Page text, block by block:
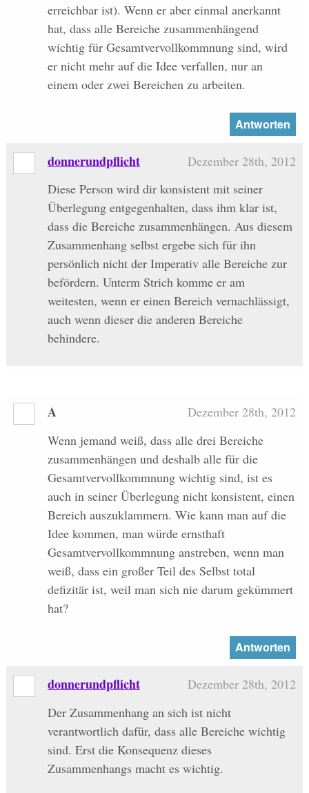
erreichbar ist). Wenn er aber einmal anerkannt
hat, dass alle Bereiche zusammenhängend
wichtig für Gesamtvervollkommnung sind, wird
er nicht mehr auf die Idee verfallen, nur an
einem oder zwei Bereichen zu arbeiten.
Antworten
donnerundpflicht
Dezember 28th, 2012
Diese Person wird dir konsistent mit seiner
Überlegung entgegenhalten, dass ihm klar ist,
dass die Bereiche zusammenhängen. Aus diesem
Zusammenhang selbst ergebe sich für ihn
persönlich nicht der Imperativ alle Bereiche zur
befördern. Unterm Strich komme er am
weitesten, wenn er einen Bereich vernachlässigt,
auch wenn dieser die anderen Bereiche
behindere.
A
Dezember 28th, 2012
Wenn jemand weiß, dass alle drei Bereiche
zusammenhängen und deshalb alle für die
Gesamtvervollkommnung wichtig sind, ist es
auch in seiner Überlegung nicht konsistent, einen
Bereich auszuklammern. Wie kann man auf die
Idee kommen, man würde ernsthaft
Gesamtvervollkommnung anstreben, wenn man
weiß, dass ein großer Teil des Selbst total
defizitär ist, weil man sich nie darum gekümmert
hat?
Antworten
donnerundpflicht
Dezember 28th, 2012
Der Zusammenhang an sich ist nicht
verantwortlich dafür, dass alle Bereiche wichtig
sind. Erst die Konsequenz dieses
Zusammenhangs macht es wichtig.